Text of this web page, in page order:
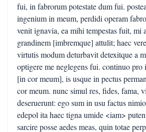
fui, in fabrorum potestate dum fui.
ingenium in meum, perdidi operam
venit ignavia, ea mihi tempestas fuit, mi
grandinem [imbremque] attulit; haec
virtutis modum deturbavit detexitque a
optigere me neglegens fui. continuo pro
[in cor meum], is usque in pectus
cor meum. nunc simul res, fides, fama,
deseruerunt: ego sum in usu factus
edepol ita haec tigna umide <iam>
sarcire posse aedes meas, quin totae